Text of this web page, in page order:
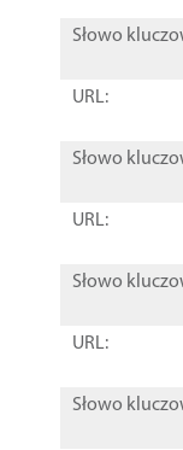
Słowo
URL:
Słowo
URL:
Słowo
URL:
Słowo